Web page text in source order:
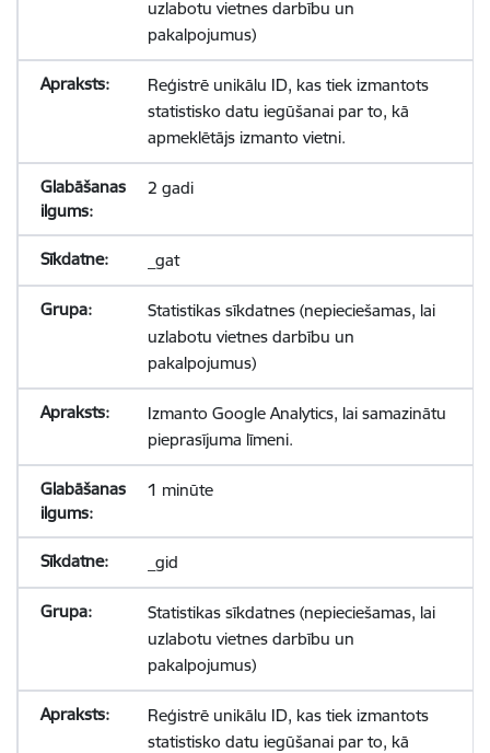
uzlabotu vietnes darbību un
pakalpojumus)
Reģistrē unikālu ID, kas tiek izmantots
statistisko datu iegūšanai par to, kā
apmeklētājs izmanto vietni.
2 gadi
_gat
Statistikas sīkdatnes (nepieciešamas, lai
uzlabotu vietnes darbību un
pakalpojumus)
Izmanto Google Analytics, lai samazinātu
pieprasījuma līmeni.
1 minūte
_gid
Statistikas sīkdatnes (nepieciešamas, lai
uzlabotu vietnes darbību un
pakalpojumus)
Reģistrē unikālu ID, kas tiek izmantots
statistisko datu iegūšanai par to, kā